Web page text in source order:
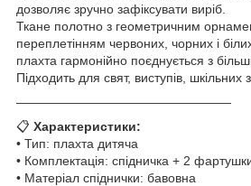
дозволяє зручно зафіксувати виріб.
Ткане полотно з геометричним
переплетінням червоних, чорних і
плахта гармонійно поєднується з
Підходить для свят, виступів, шкільних
—————————————————
📋 Характеристики:
• Тип: плахта дитяча
• Комплектація: спідничка + 2
• Матеріал спіднички: бавовна